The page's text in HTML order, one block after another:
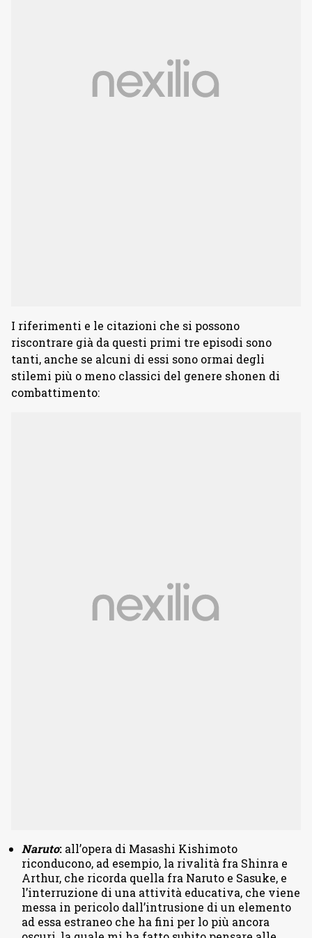
I riferimenti e le citazioni che si possono
riscontrare già da questi primi tre episodi sono
tanti, anche se alcuni di essi sono ormai degli
stilemi più o meno classici del genere shonen di
combattimento:
Naruto: all’opera di Masashi Kishimoto
riconducono, ad esempio, la rivalità fra Shinra e
Arthur, che ricorda quella fra Naruto e Sasuke, e
l’interruzione di una attività educativa, che viene
messa in pericolo dall’intrusione di un elemento
ad essa estraneo che ha fini per lo più ancora